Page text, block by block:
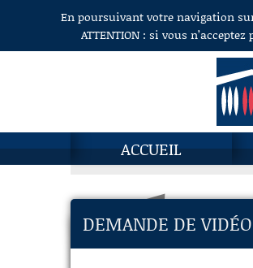
Aller au contenuEn poursuivant votre navigation
ATTENTION : si vous
ACCUEIL
DEMANDE DE VIDÉO